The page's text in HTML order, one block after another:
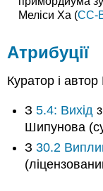
Меліси Ха (CC-
Атрибуції
Куратор і
З5.4: Вихід
Шипунова
З30.2